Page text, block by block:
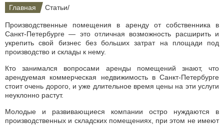
Главная Статьи/
Производственные помещения в аренду от собственника в
Санкт-Петербурге — это отличная возможность расширить и
укрепить свой бизнес без больших затрат на площади под
производство и склады к нему.
Кто занимался вопросами аренды помещений знают, что
арендуемая коммерческая недвижимость в Санкт-Петербурге
стоит очень дорого, и уже длительное время цены на эти услуги
неуклонно растут.
Молодые и развивающиеся компании остро нуждаются в
производственных и складских помещениях, при этом не имеют